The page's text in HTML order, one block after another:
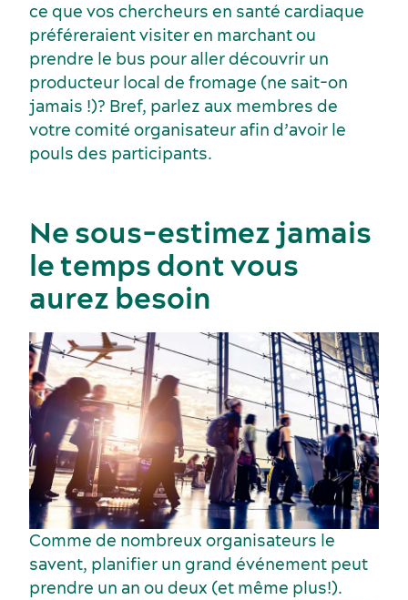
Dernières nouvelles
ce que vos chercheurs en santé cardiaque
préféreraient visiter en marchant ou
prendre le bus pour aller découvrir un
producteur local de fromage (ne sait-on
jamais !)? Bref, parlez aux membres de
votre comité organisateur afin d’avoir le
pouls des participants.
Ne sous-estimez jamais
le temps dont vous
aurez besoin
Comme de nombreux organisateurs le
savent, planifier un grand événement peut
prendre un an ou deux (et même plus!).